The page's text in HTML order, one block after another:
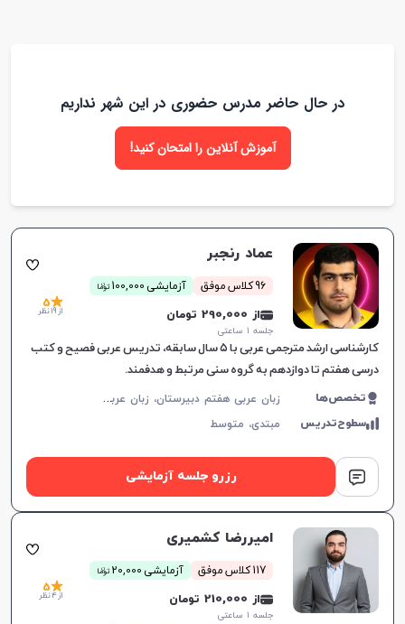
در حال حاضر مدرس حضوری در این شهر نداریم
آموزش آنلاین را امتحان کنید!
عماد رنجبر
96 کلاس موفق آزمایشی 100,000 توما
ن
از 290,000 تومان
جلسه ۱ ساعتی
5
از 19 نظر
کارشناسی ارشد مترجمی عربی با ۵ سال سابقه، تدریس عربی فصیح و کتب
درسی هفتم تا دوازدهم به گروه سنی مرتبط و هدفمند.
تخصص‌ها ز
بان عربی هفتم دبیرستان، زبان عربی هشتم دبیرستان، زبان عربی نهم دبیرستان، زبان عربی دهم دبیرستان، زبان عربی یازدهم دبیرستان، زبان عربی دوازدهم دبیرستان، عربی فصیح
سطوح‌تدریس مبتدی، متوسط
رزرو جلسه آزمایشی
امیررضا کشمیری
117 کلاس موفق آزمایشی 20,000 توما
ن
از 210,000 تومان
جلسه ۱ ساعتی
5
از 4 نظر